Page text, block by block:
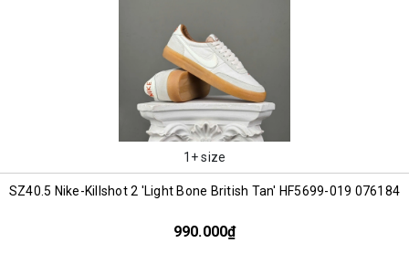
1+ size
SZ40.5 Nike-Killshot 2 'Light Bone British Tan' HF5699-019 076184
990.000₫